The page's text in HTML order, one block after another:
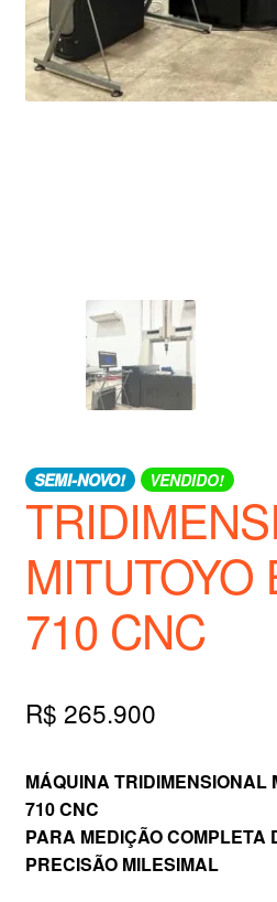
SEMI-NOVO! VENDIDO!
MITUTOYO
710 CNC
R$ 265.900
MÁQUINA TRIDIMENSIONAL
710 CNC
PARA MEDIÇÃO COMPLETA
PRECISÃO MILESIMAL